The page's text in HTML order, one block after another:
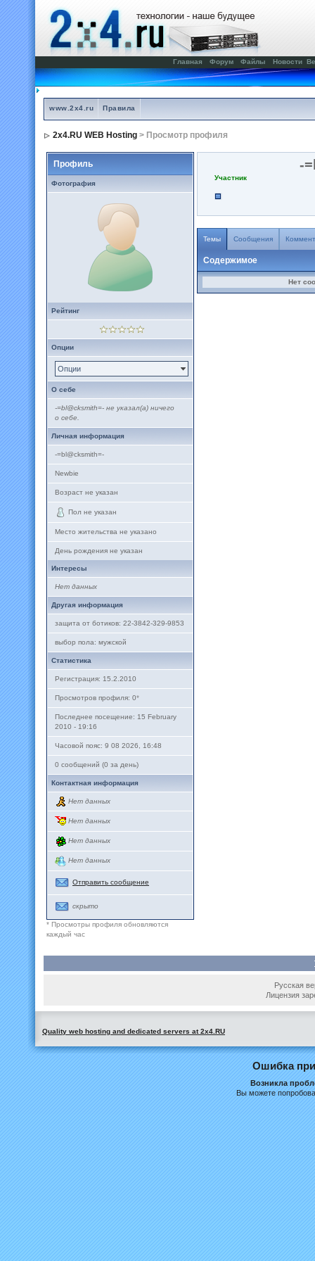
Главная Форум Файлы Новости
www.2x4.ru Правила
2x4.RU WEB Hosting > Просмотр профиля
Профиль
Фотография
Рейтинг
Опции
Опции
О себе
-=bl@cksmith=- не указал(а) ничего
о себе.
Личная информация
-=bl@cksmith=-
Newbie
Возраст не указан
Пол не указан
Место жительства не указано
День рождения не указан
Интересы
Нет данных
Другая информация
защита от ботиков: 22-3842-329-9853
выбор пола: мужской
Статистика
Регистрация: 15.2.2010
Просмотров профиля: 0*
Последнее посещение: 15 February
2010 - 19:16
Часовой пояс: 9 08 2026, 16:48
0 сообщений (0 за день)
Контактная информация
Нет данных
Нет данных
Нет данных
Нет данных
Отправить сообщение
скрыто
* Просмотры профиля обновляются
каждый час
-
Участник
Темы Сообщения
Содержимое
Нет
Русская
Лицензия
Quality web hosting and dedicated servers at 2x4.RU
Ошибка при
Возникла
Вы можете